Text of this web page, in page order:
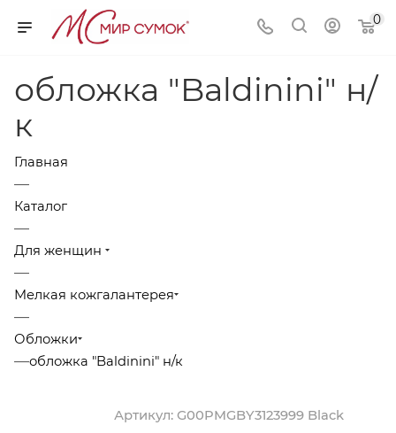
0
обложка "Baldinini" н/
к
Главная
—
Каталог
—
Для женщин
—
Мелкая кожгалантерея
—
Обложки
—обложка "Baldinini" н/к
Артикул: G00PMGBY3123999 Black